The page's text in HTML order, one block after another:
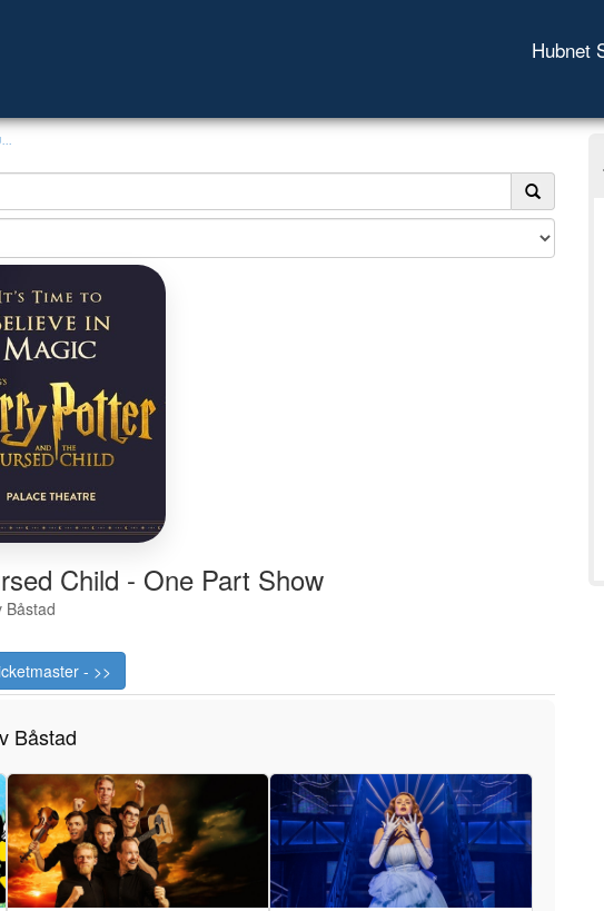
Hubnet
Child - One Part Show
Båstad
- >>
Båstad